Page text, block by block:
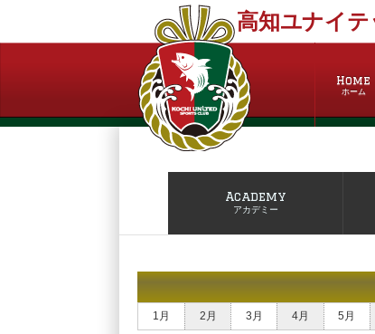
高知ユナイテ
Home
ホーム
Academy
アカデミー
1月 2月 3月 4月 5月